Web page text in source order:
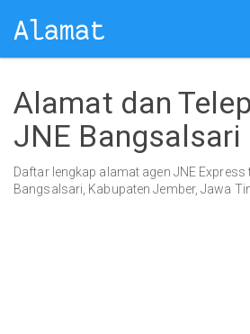
Alamat dan
JNE Bangsalsari
Daftar lengkap alamat agen JNE
Bangsalsari, Kabupaten Jember, Jawa